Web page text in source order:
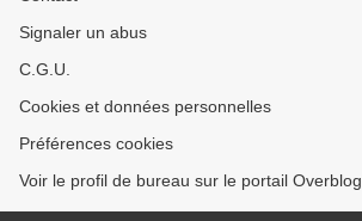
Signaler un abus
C.G.U.
Cookies et données personnelles
Préférences cookies
Voir le profil de bureau sur le portail Overblog